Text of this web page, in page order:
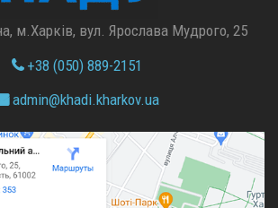
м.Харків, вул. Ярослава Мудрого, 25
+38 (050) 889-2151
admin@khadi.kharkov.ua